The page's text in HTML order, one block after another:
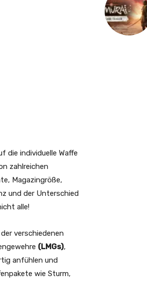
die individuelle Waffe
zahlreichen
Magazingröße,
und der Unterschied
alle!
verschiedenen
(LMGs),
anfühlen und
wie Sturm,